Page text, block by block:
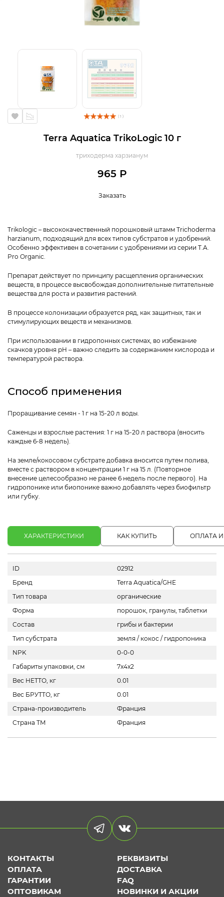
( 1 )
Terra Aquatica TrikoLogic 10 г
триходерма харзианум
965 Р
Заказать
Trikologic – высококачественный порошковый штамм Trichoderma
harzianum, подходящий для всех типов субстратов и удобрений.
Особенно эффективен в сочетании с удобрениями из серии T.A.
Pro Organic.
Препарат действует по принципу расщепления органических
веществ, в процессе высвобождая дополнительные питательные
вещества для роста и развития растений.
В процессе колонизации образуется ряд, как защитных, так и
стимулирующих веществ и механизмов.
При использовании в гидропонных системах, во избежание
скачков уровня pH – важно следить за содержанием кислорода и
температурой раствора.
Способ применения
Проращивание семян - 1 г на 15-20 л воды.
Саженцы и взрослые растения: 1 г на 15-20 л раствора (вносить
каждые 6-8 недель).
На земле/кокосовом субстрате добавка вносится путем полива,
вместе с раствором в концентрации 1 г на 15 л. (Повторное
внесение целесообразно не ранее 6 недель после первого). На
гидропонике или биопонике важно добавлять через биофильтр
или губку.
ХАРАКТЕРИСТИКИ КАК КУПИТЬ ОПЛАТА
ID
02912
Бренд
Terra Aquatica/GHE
Тип товара
органические
Форма
порошок, гранулы, таблетки
Состав
грибы и бактерии
Тип субстрата
земля / кокос / гидропоника
NPK
0-0-0
Габариты упаковки, см
7x4x2
Вес НЕТТО, кг
0.01
Вес БРУТТО, кг
0.01
Страна-производитель
Франция
Страна ТМ
Франция
КОНТАКТЫ
РЕКВИЗИТЫ
ОПЛАТА
ДОСТАВКА
ГАРАНТИИ
FAQ
ОПТОВИКАМ
НОВИНКИ И АКЦИИ